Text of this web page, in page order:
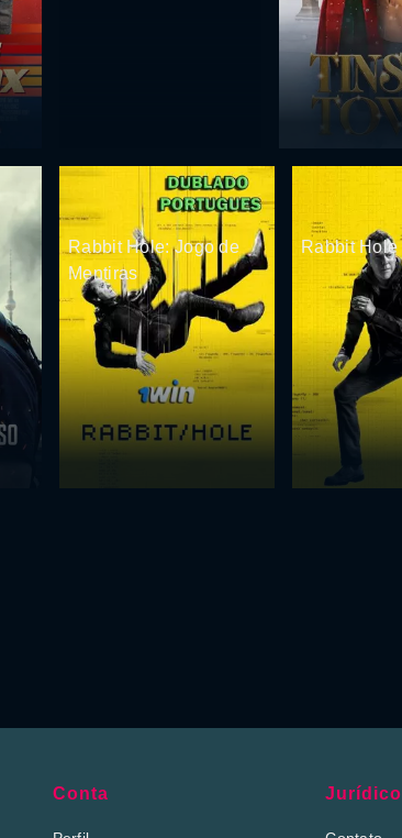
Rabbit Hole: Jogo de
Mentiras
Rabbit Hole
Conta Jurídico